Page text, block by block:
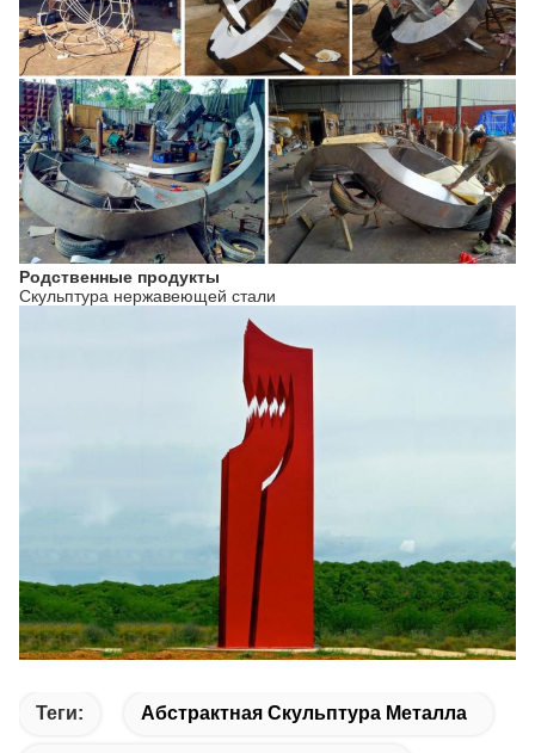
Родственные продукты
Скульптура нержавеющей стали
Теги: Абстрактная Скульптура Металла